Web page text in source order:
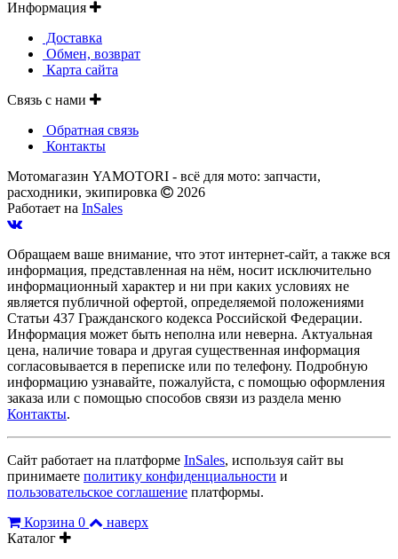
Информация
Доставка
Обмен, возврат
Карта сайта
Связь с нами
Обратная связь
Контакты
Мотомагазин YAMOTORI - всё для мото: запчасти,
расходники, экипировка
2026
Работает на InSales
Обращаем ваше внимание, что этот интернет-сайт, а также вся
информация, представленная на нём, носит исключительно
информационный характер и ни при каких условиях не
является публичной офертой, определяемой положениями
Статьи 437 Гражданского кодекса Российской Федерации.
Информация может быть неполна или неверна. Актуальная
цена, наличие товара и другая существенная информация
согласовывается в переписке или по телефону. Подробную
информацию узнавайте, пожалуйста, с помощью оформления
заказа или с помощью способов связи из раздела меню
Контакты.
Сайт работает на платформе InSales, используя сайт вы
принимаете политику конфиденциальности и
пользовательское соглашение платформы.
Корзина 0
наверх
Каталог